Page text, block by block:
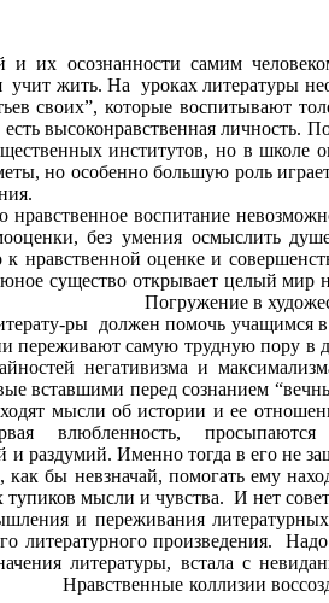
их осознанности самим
На уроках литературы
своих”, которые воспитывают
высоконравственная личность.
институтов, но в школе
но особенно большую роль
уроками
воспитание невозможно
без умения осмыслить
нравственной оценке и
существо открывает целый мир
Погружение в
ры должен помочь учащимся
переживают самую трудную пору в
негативизма и
вставшими перед сознанием
мысли об истории и ее
влюбленность, просыпаются
тогда в его не
бы невзначай, помогать ему
мысли и чувства. И нет
и переживания литературных
литературного произведения.
литературы, встала с
коллизии